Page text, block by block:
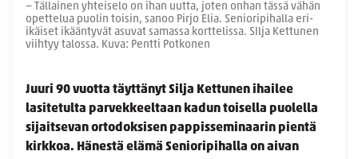
− Tällainen yhteiselo on ihan uutta, joten onhan tässä vähän
opettelua puolin toisin, sanoo Pirjo Elia. Senioripihalla eri-
ikäiset ikääntyvät asuvat samassa korttelissa. SIlja Kettunen
viihtyy talossa. Kuva: Pentti Potkonen
Juuri 90 vuotta täyttänyt Silja Kettunen ihailee
lasitetulta parvekkeeltaan kadun toisella puolella
sijaitsevan ortodoksisen pappisseminaarin pientä
kirkkoa. Hänestä elämä Senioripihalla on aivan